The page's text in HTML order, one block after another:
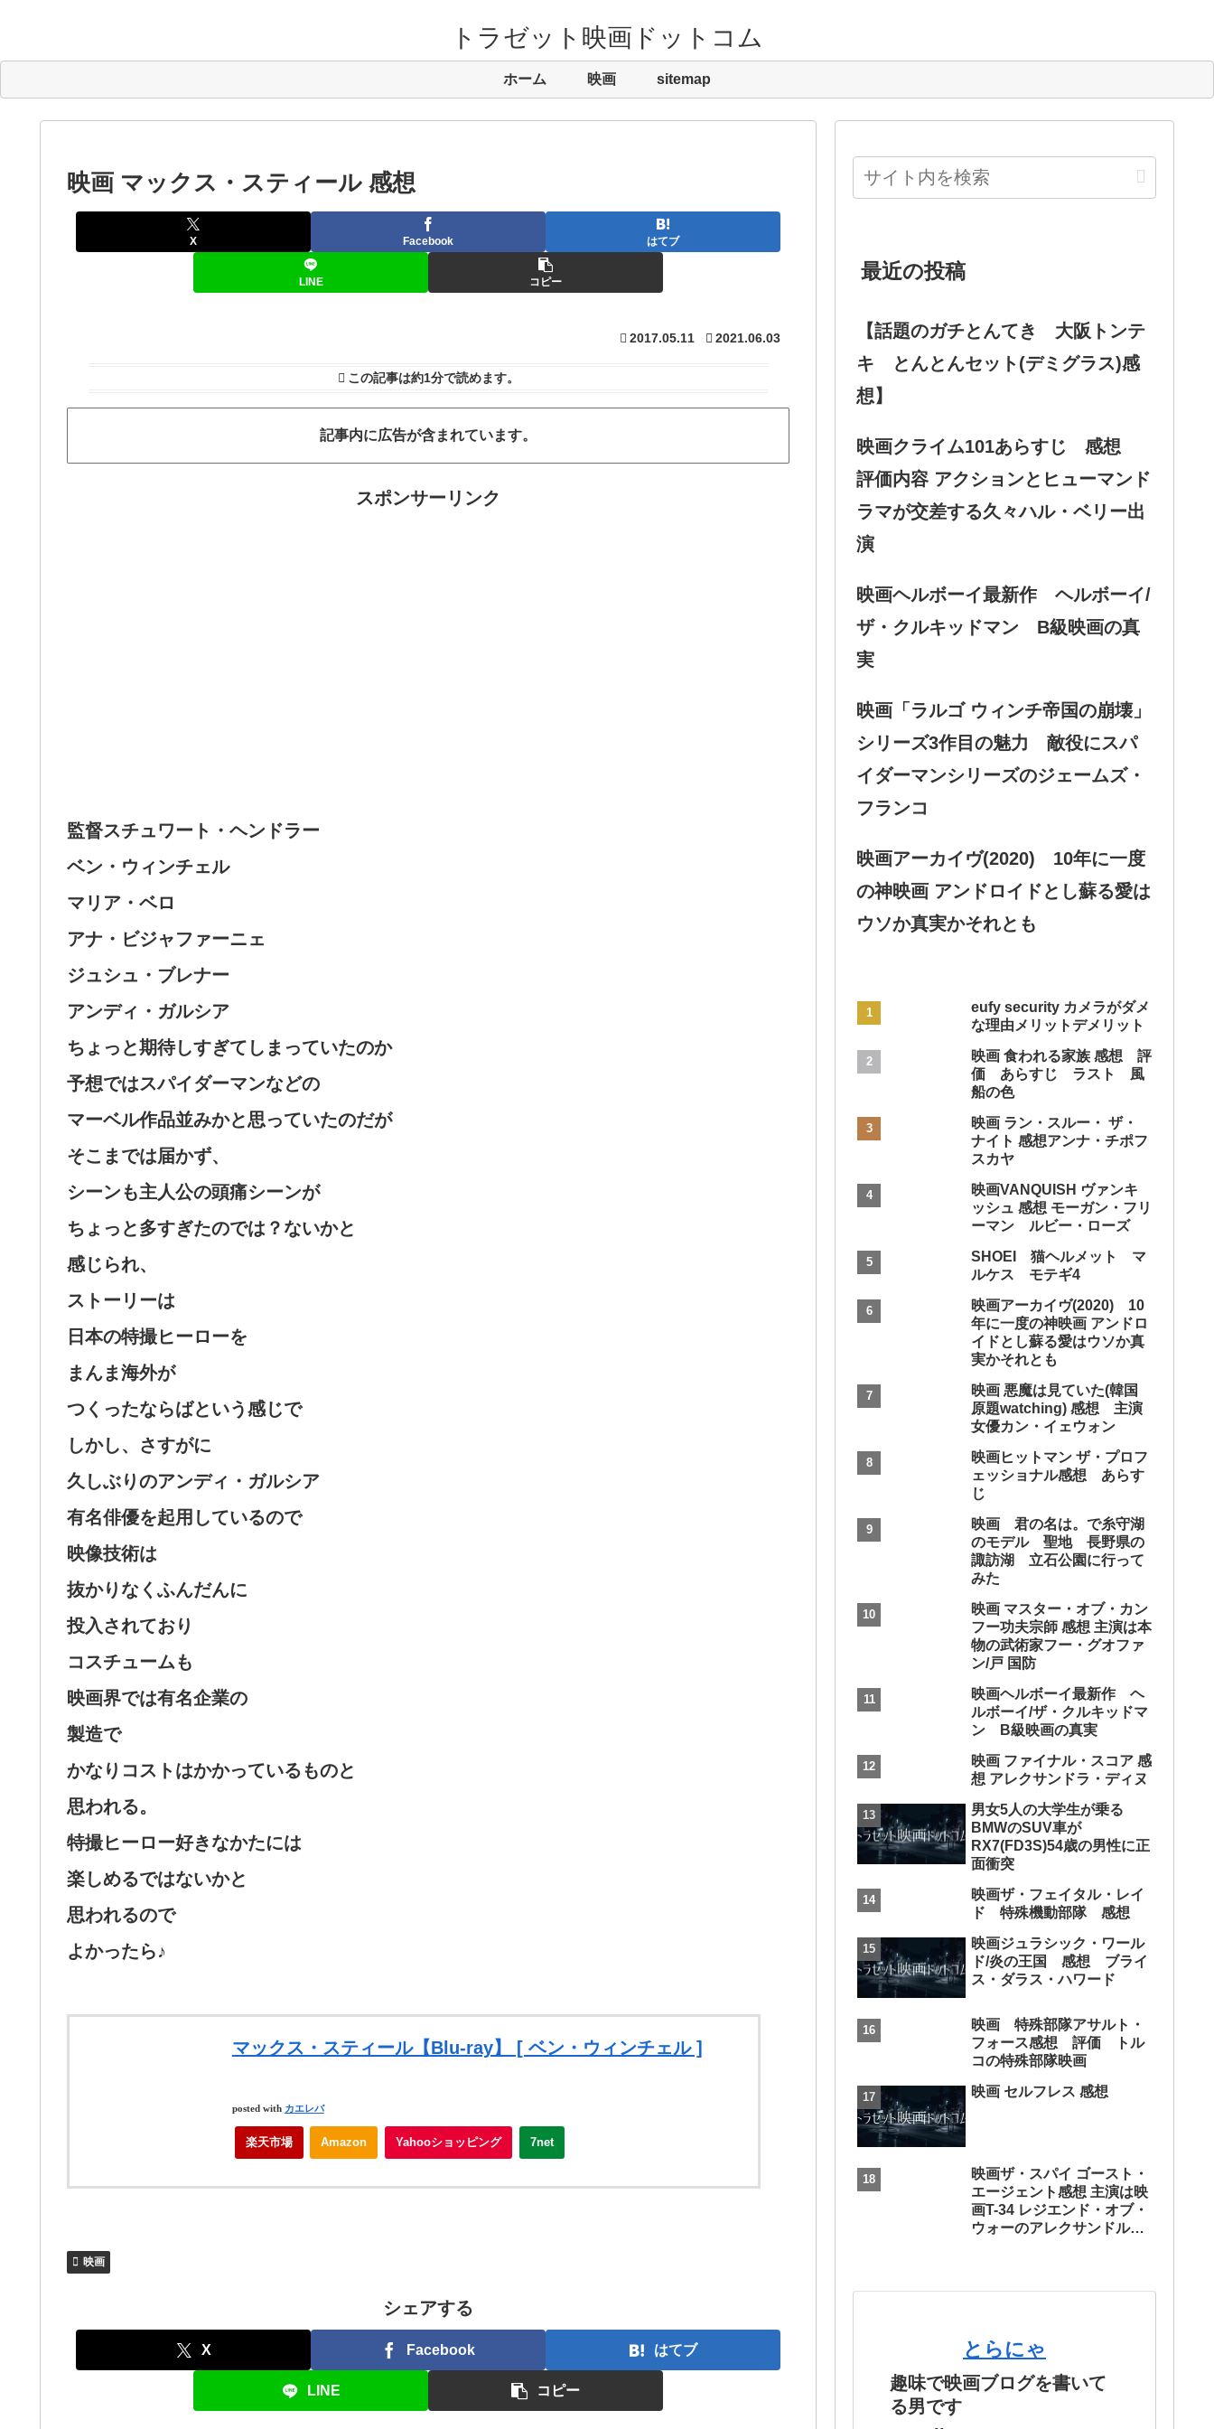
トラゼット映画ドットコム
ホーム 映画 sitemap
映画 マックス・スティール 感想
X Facebook はてブ
LINE コピー
2017.05.11 2021.06.03
この記事は約1分で読めます。
記事内に広告が含まれています。
スポンサーリンク
監督スチュワート・ヘンドラー
ベン・ウィンチェル
マリア・ベロ
アナ・ビジャファーニェ
ジュシュ・ブレナー
アンディ・ガルシア
ちょっと期待しすぎてしまっていたのか
予想ではスパイダーマンなどの
マーベル作品並みかと思っていたのだが
そこまでは届かず、
シーンも主人公の頭痛シーンが
ちょっと多すぎたのでは？ないかと
感じられ、
ストーリーは
日本の特撮ヒーローを
まんま海外が
つくったならばという感じで
しかし、さすがに
久しぶりのアンディ・ガルシア
有名俳優を起用しているので
映像技術は
抜かりなくふんだんに
投入されており
コスチュームも
映画界では有名企業の
製造で
かなりコストはかかっているものと
思われる。
特撮ヒーロー好きなかたには
楽しめるではないかと
思われるので
よかったら♪
マックス・スティール【Blu-ray】 [ ベン・ウィンチェル ]
posted with カエレバ
楽天市場 Amazon Yahooショッピング 7net
映画
シェアする
X Facebook はてブ
LINE コピー
最近の投稿
【話題のガチとんてき 大阪トンテ
キ とんとんセット(デミグラス)感
想】
映画クライム101あらすじ 感想
評価内容 アクションとヒューマンド
ラマが交差する久々ハル・ベリー出
演
映画ヘルボーイ最新作 ヘルボーイ/
ザ・クルキッドマン B級映画の真
実
映画「ラルゴ ウィンチ帝国の崩壊」
シリーズ3作目の魅力 敵役にスパ
イダーマンシリーズのジェームズ・
フランコ
映画アーカイヴ(2020) 10年に一度
の神映画 アンドロイドとし蘇る愛は
ウソか真実かそれとも
eufy security カメラがダメ
な理由メリットデメリット
映画 食われる家族 感想 評
価 あらすじ ラスト 風
船の色
映画 ラン・スルー・ ザ・
ナイト 感想アンナ・チポフ
スカヤ
映画VANQUISH ヴァンキ
ッシュ 感想 モーガン・フリ
ーマン ルビー・ローズ
SHOEI 猫ヘルメット マ
ルケス モテギ4
映画アーカイヴ(2020) 10
年に一度の神映画 アンドロ
イドとし蘇る愛はウソか真
実かそれとも
映画 悪魔は見ていた(韓国
原題watching) 感想 主演
女優カン・イェウォン
映画ヒットマン ザ・プロフ
ェッショナル感想 あらす
じ
映画 君の名は。で糸守湖
のモデル 聖地 長野県の
諏訪湖 立石公園に行って
みた
映画 マスター・オブ・カン
フー功夫宗師 感想 主演は本
物の武術家フー・グオファ
ン/戸 国防
映画ヘルボーイ最新作 ヘ
ルボーイ/ザ・クルキッドマ
ン B級映画の真実
映画 ファイナル・スコア 感
想 アレクサンドラ・ディヌ
男女5人の大学生が乗る
BMWのSUV車が
RX7(FD3S)54歳の男性に正
面衝突
映画ザ・フェイタル・レイ
ド 特殊機動部隊 感想
映画ジュラシック・ワール
ド/炎の王国 感想 ブライ
ス・ダラス・ハワード
映画 特殊部隊アサルト・
フォース感想 評価 トル
コの特殊部隊映画
映画 セルフレス 感想
映画ザ・スパイ ゴースト・
エージェント感想 主演は映
画T-34 レジエンド・オブ・
ウォーのアレクサンドル・
とらにゃ
趣味で映画ブログを書いて
る男です